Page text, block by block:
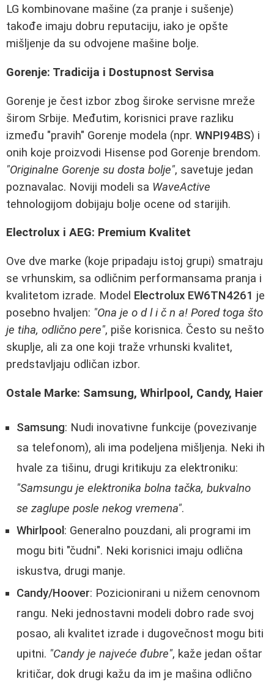
LG kombinovane mašine (za pranje i sušenje)
takođe imaju dobru reputaciju, iako je opšte
mišljenje da su odvojene mašine bolje.
Gorenje: Tradicija i Dostupnost Servisa
Gorenje je čest izbor zbog široke servisne mreže
širom Srbije. Međutim, korisnici prave razliku
između "pravih" Gorenje modela (npr. WNPI94BS) i
onih koje proizvodi Hisense pod Gorenje brendom.
"Originalne Gorenje su dosta bolje", savetuje jedan
poznavalac. Noviji modeli sa WaveActive
tehnologijom dobijaju bolje ocene od starijih.
Electrolux i AEG: Premium Kvalitet
Ove dve marke (koje pripadaju istoj grupi) smatraju
se vrhunskim, sa odličnim performansama pranja i
kvalitetom izrade. Model Electrolux EW6TN4261 je
posebno hvaljen: "Ona je o d l i č n a! Pored toga što
je tiha, odlično pere", piše korisnica. Često su nešto
skuplje, ali za one koji traže vrhunski kvalitet,
predstavljaju odličan izbor.
Ostale Marke: Samsung, Whirlpool, Candy, Haier
Samsung: Nudi inovativne funkcije (povezivanje
sa telefonom), ali ima podeljena mišljenja. Neki ih
hvale za tišinu, drugi kritikuju za elektroniku:
"Samsungu je elektronika bolna tačka, bukvalno
se zaglupe posle nekog vremena".
Whirlpool: Generalno pouzdani, ali programi im
mogu biti "čudni". Neki korisnici imaju odlična
iskustva, drugi manje.
Candy/Hoover: Pozicionirani u nižem cenovnom
rangu. Neki jednostavni modeli dobro rade svoj
posao, ali kvalitet izrade i dugovečnost mogu biti
upitni. "Candy je najveće đubre", kaže jedan oštar
kritičar, dok drugi kažu da im je mašina odlično